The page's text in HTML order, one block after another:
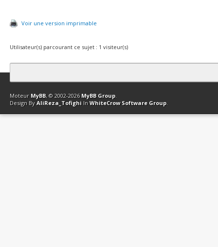
Voir une version imprimable
Utilisateur(s) parcourant ce sujet : 1 visiteur(s)
Contact Club Affiliation Retourner en haut Version bas-débit
Moteur MyBB, © 2002-2026 MyBB Group.
Design By AliReza_Tofighi In WhiteCrow Software Group.